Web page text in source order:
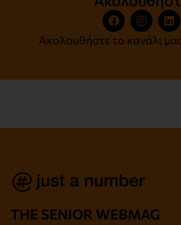
Ακολουθήστε το κανάλι
THE SENIOR WEBMAG